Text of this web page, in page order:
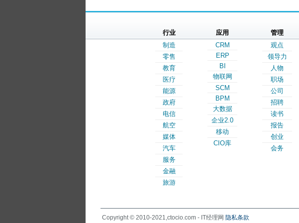
行业
制造
零售
教育
医疗
能源
政府
电信
航空
媒体
汽车
服务
金融
旅游
应用
CRM
ERP
BI
物联网
SCM
BPM
大数据
企业2.0
移动
CIO库
管理
观点
领导力
人物
职场
公司
招聘
读书
报告
创业
会务
Copyright © 2010-2021,ctocio.com - IT经理网 隐私条款